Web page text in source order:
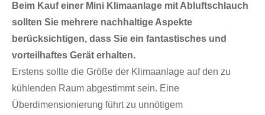
Beim Kauf einer Mini Klimaanlage mit Abluftschlauch
sollten Sie mehrere nachhaltige Aspekte
berücksichtigen, dass Sie ein fantastisches und
vorteilhaftes Gerät erhalten.
Erstens sollte die Größe der Klimaanlage auf den zu
kühlenden Raum abgestimmt sein. Eine
Überdimensionierung führt zu unnötigem